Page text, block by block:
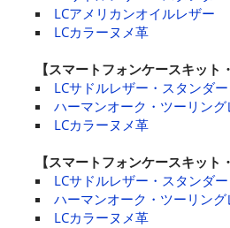
LCアメリカンオイルレザー
LCカラーヌメ革
【スマートフォンケースキット
LCサドルレザー・スタンダ
ハーマンオーク・ツーリング
LCカラーヌメ革
【スマートフォンケースキット
LCサドルレザー・スタンダ
ハーマンオーク・ツーリング
LCカラーヌメ革